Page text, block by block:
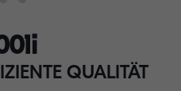
QUALITÄT